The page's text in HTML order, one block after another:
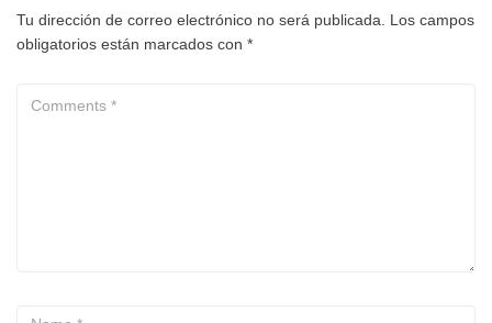
Tu dirección de correo electrónico no será publicada.
Los campos
obligatorios están marcados con *